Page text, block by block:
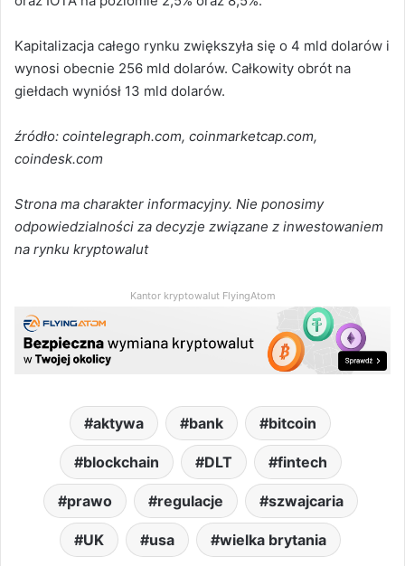
Kapitalizacja całego rynku zwiększyła się o 4 mld dolarów i
wynosi obecnie 256 mld dolarów. Całkowity obrót na
giełdach wyniósł 13 mld dolarów.
źródło: cointelegraph.com, coinmarketcap.com,
coindesk.com
Strona ma charakter informacyjny. Nie ponosimy
odpowiedzialności za decyzje związane z inwestowaniem
na rynku kryptowalut
Kantor kryptowalut FlyingAtom
aktywa bank bitcoin
blockchain DLT fintech
prawo regulacje szwajcaria
UK usa wielka brytania